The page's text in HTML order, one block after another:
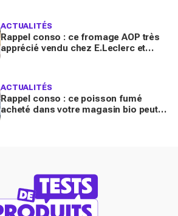
ACTUALITÉS
Rappel conso : ce fromage AOP très
apprécié vendu chez E.Leclerc et
ACTUALITÉS
Rappel conso : ce poisson fumé
acheté dans votre magasin bio peut